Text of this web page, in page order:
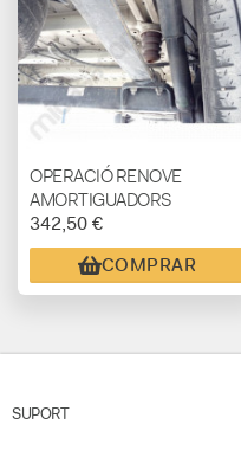
OPERACIÓ RENOVE
AMORTIGUADORS
DARRERS FIAT DUCAT -
CITROEN JUMPER -
PEUGEOT BOXER + 2006
342,50 €
COMPRAR
SUPORT